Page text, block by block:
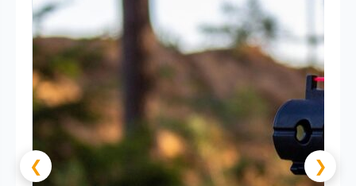
❮ ❯